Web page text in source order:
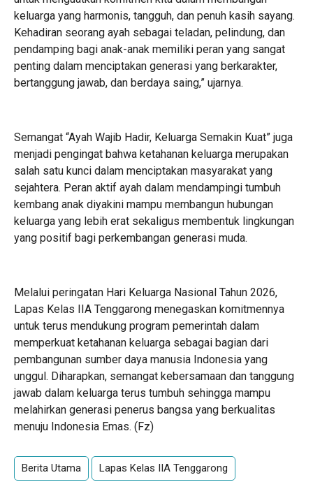
keluarga yang harmonis, tangguh, dan penuh kasih sayang.
Kehadiran seorang ayah sebagai teladan, pelindung, dan
pendamping bagi anak-anak memiliki peran yang sangat
penting dalam menciptakan generasi yang berkarakter,
bertanggung jawab, dan berdaya saing,” ujarnya.
Semangat “Ayah Wajib Hadir, Keluarga Semakin Kuat” juga
menjadi pengingat bahwa ketahanan keluarga merupakan
salah satu kunci dalam menciptakan masyarakat yang
sejahtera. Peran aktif ayah dalam mendampingi tumbuh
kembang anak diyakini mampu membangun hubungan
keluarga yang lebih erat sekaligus membentuk lingkungan
yang positif bagi perkembangan generasi muda.
Melalui peringatan Hari Keluarga Nasional Tahun 2026,
Lapas Kelas IIA Tenggarong menegaskan komitmennya
untuk terus mendukung program pemerintah dalam
memperkuat ketahanan keluarga sebagai bagian dari
pembangunan sumber daya manusia Indonesia yang
unggul. Diharapkan, semangat kebersamaan dan tanggung
jawab dalam keluarga terus tumbuh sehingga mampu
melahirkan generasi penerus bangsa yang berkualitas
menuju Indonesia Emas. (Fz)
Berita Utama Lapas Kelas IIA Tenggarong